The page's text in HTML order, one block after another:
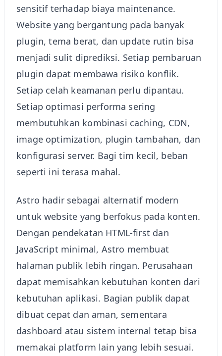
sensitif terhadap biaya maintenance.
Website yang bergantung pada banyak
plugin, tema berat, dan update rutin bisa
menjadi sulit diprediksi. Setiap pembaruan
plugin dapat membawa risiko konflik.
Setiap celah keamanan perlu dipantau.
Setiap optimasi performa sering
membutuhkan kombinasi caching, CDN,
image optimization, plugin tambahan, dan
konfigurasi server. Bagi tim kecil, beban
seperti ini terasa mahal.
Astro hadir sebagai alternatif modern
untuk website yang berfokus pada konten.
Dengan pendekatan HTML-first dan
JavaScript minimal, Astro membuat
halaman publik lebih ringan. Perusahaan
dapat memisahkan kebutuhan konten dari
kebutuhan aplikasi. Bagian publik dapat
dibuat cepat dan aman, sementara
dashboard atau sistem internal tetap bisa
memakai platform lain yang lebih sesuai.